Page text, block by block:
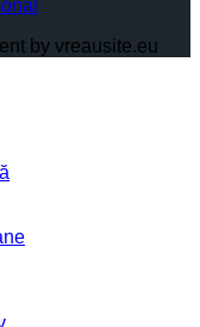
by vreausite.eu